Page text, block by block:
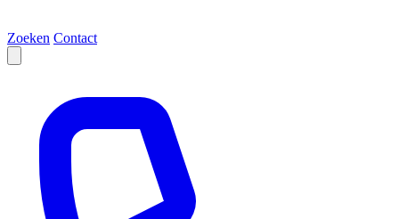
Zoeken Contact